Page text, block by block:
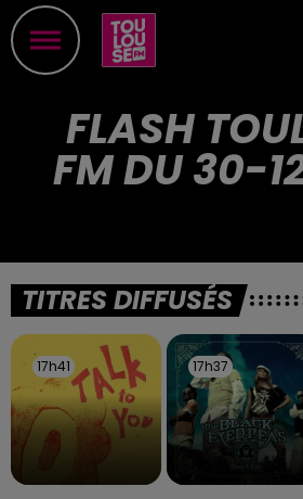
FLASH
FM DU 30-
TITRES DIFFUSÉS
17h41
17h41 17h37
17h37